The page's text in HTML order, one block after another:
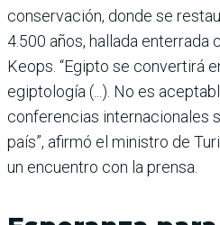
conservación, donde se
4.500 años, hallada enterrada
Keops. “Egipto se convertirá
egiptología (...). No es
conferencias internacionales
país”, afirmó el ministro de
un encuentro con la prensa.